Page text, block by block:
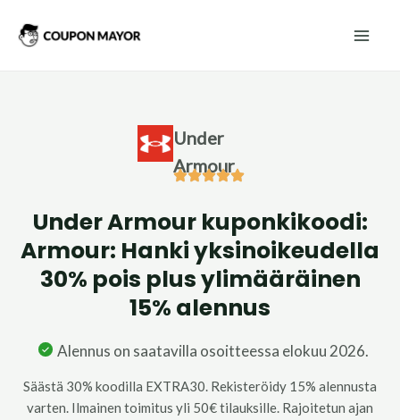
sisältöön
Under
Armour
Under Armour kuponkikoodi:
Armour: Hanki yksinoikeudella
30% pois plus ylimääräinen
15% alennus
Alennus on saatavilla osoitteessa elokuu 2026.
Säästä 30% koodilla EXTRA30. Rekisteröidy 15% alennusta
varten. Ilmainen toimitus yli 50€ tilauksille. Rajoitetun ajan